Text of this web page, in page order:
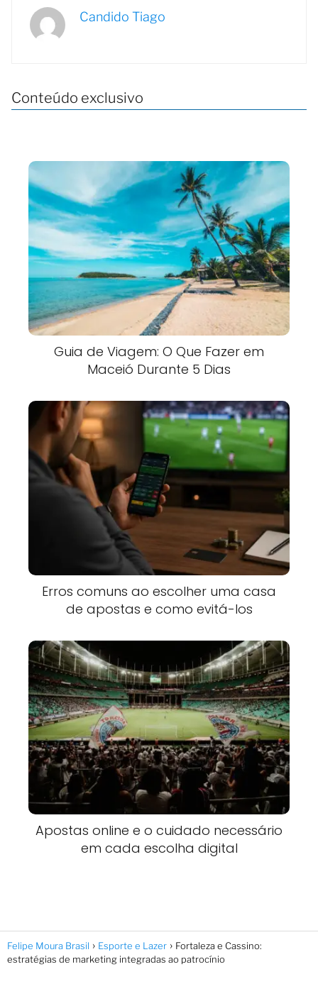
Candido Tiago
Conteúdo exclusivo
Guia de Viagem: O Que Fazer em
Maceió Durante 5 Dias
Erros comuns ao escolher uma casa
de apostas e como evitá-los
Apostas online e o cuidado necessário
em cada escolha digital
Felipe Moura Brasil Esporte e Lazer
Fortaleza e Cassino:
estratégias de marketing integradas ao patrocínio